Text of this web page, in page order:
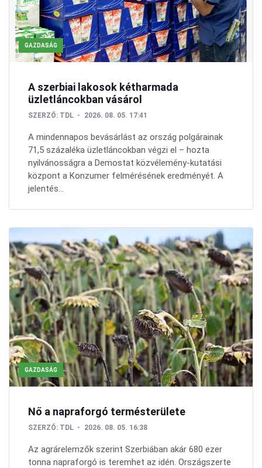
GAZDASÁG
A szerbiai lakosok kétharmada
üzletláncokban vásárol
SZERZŐ: TDL 2026. 08. 05. 17:41
A mindennapos bevásárlást az ország polgárainak
71,5 százaléka üzletláncokban végzi el – hozta
nyilvánosságra a Demostat közvélemény-kutatási
központ a Konzumer felmérésének eredményét. A
jelentés...
GAZDASÁG
Nő a napraforgó termésterülete
SZERZŐ: TDL 2026. 08. 05. 16:38
Az agrárelemzők szerint Szerbiában akár 680 ezer
tonna napraforgó is teremhet az idén. Országszerte